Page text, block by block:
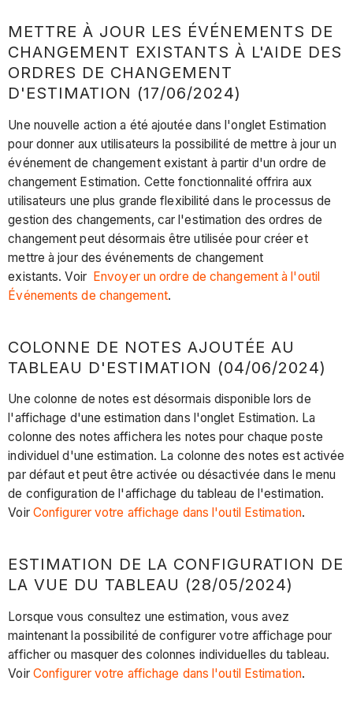
METTRE À JOUR LES ÉVÉNEMENTS DE
CHANGEMENT EXISTANTS À L'AIDE DES
ORDRES DE CHANGEMENT
D'ESTIMATION (17/06/2024)
Une nouvelle action a été ajoutée dans l'onglet Estimation
pour donner aux utilisateurs la possibilité de mettre à jour un
événement de changement existant à partir d'un ordre de
changement Estimation. Cette fonctionnalité offrira aux
utilisateurs une plus grande flexibilité dans le processus de
gestion des changements, car l'estimation des ordres de
changement peut désormais être utilisée pour créer et
mettre à jour des événements de changement
existants. Voir Envoyer un ordre de changement à l'outil
Événements de changement.
COLONNE DE NOTES AJOUTÉE AU
TABLEAU D'ESTIMATION (04/06/2024)
Une colonne de notes est désormais disponible lors de
l'affichage d'une estimation dans l'onglet Estimation. La
colonne des notes affichera les notes pour chaque poste
individuel d'une estimation. La colonne des notes est activée
par défaut et peut être activée ou désactivée dans le menu
de configuration de l'affichage du tableau de l'estimation.
Voir Configurer votre affichage dans l'outil Estimation.
ESTIMATION DE LA CONFIGURATION DE
LA VUE DU TABLEAU (28/05/2024)
Lorsque vous consultez une estimation, vous avez
maintenant la possibilité de configurer votre affichage pour
afficher ou masquer des colonnes individuelles du tableau.
Voir Configurer votre affichage dans l'outil Estimation.